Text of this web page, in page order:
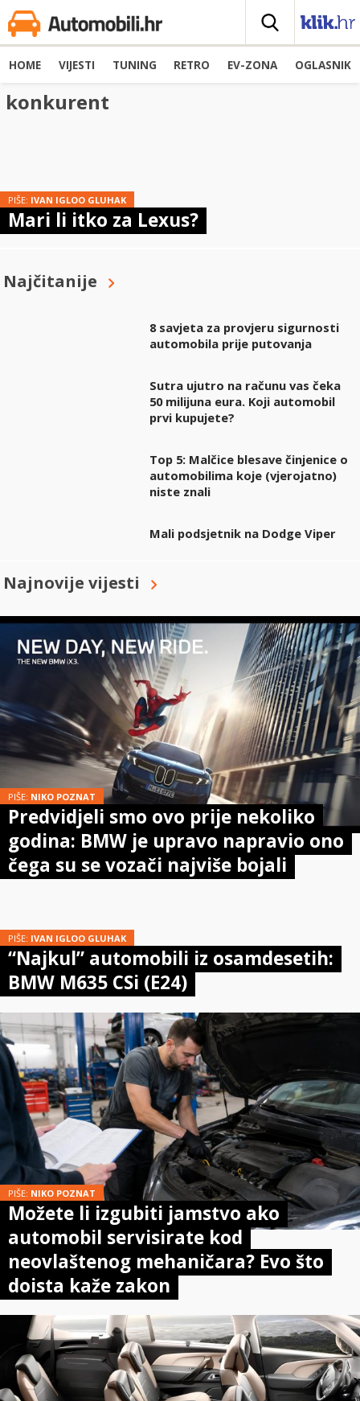
HOME VIJESTI TUNING RETRO EV-ZONA OGLASNIK
konkurent
PIŠE: IVAN IGLOO GLUHAK
Mari li itko za Lexus?
Najčitanije
8 savjeta za provjeru sigurnosti
automobila prije putovanja
Sutra ujutro na računu vas čeka
50 milijuna eura. Koji automobil
prvi kupujete?
Top 5: Malčice blesave činjenice o
automobilima koje (vjerojatno)
niste znali
Mali podsjetnik na Dodge Viper
Najnovije vijesti
PIŠE: NIKO POZNAT
Predvidjeli smo ovo prije nekoliko
godina: BMW je upravo napravio ono
čega su se vozači najviše bojali
PIŠE: IVAN IGLOO GLUHAK
“Najkul” automobili iz osamdesetih:
BMW M635 CSi (E24)
PIŠE: NIKO POZNAT
Možete li izgubiti jamstvo ako
automobil servisirate kod
neovlaštenog mehaničara? Evo što
doista kaže zakon